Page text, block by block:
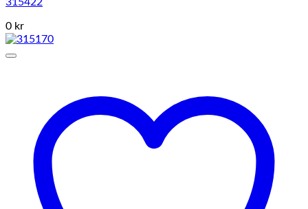
0 kr